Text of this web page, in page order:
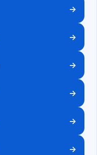
→
→
→
→
→
→